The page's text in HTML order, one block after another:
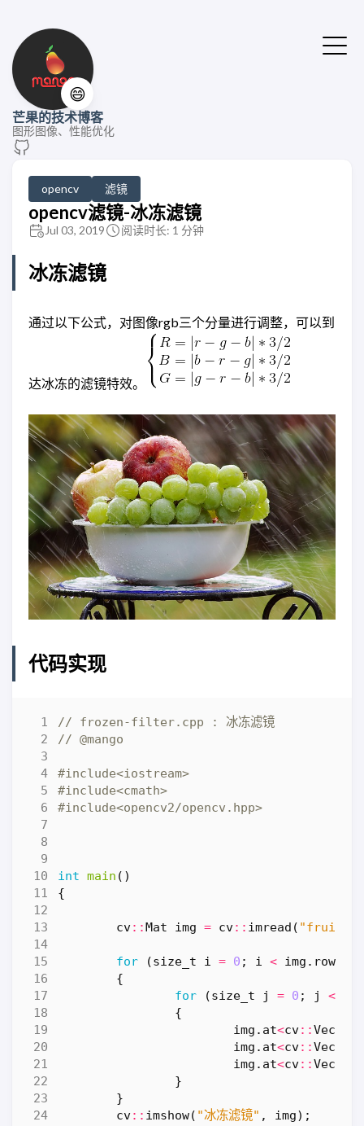
😄
芒果的技术博客
图形图像、性能优化
opencv 滤镜
opencv滤镜-冰冻滤镜
Jul 03, 2019 阅读时长: 1 分钟
冰冻滤镜
通过以下公式，对图像rgb三个分量进行调整，可以到
达冰冻的滤镜特效。
代码实现
#include<iostream>
#include<cmath>
#include<opencv2/opencv.hpp>
int main ()
{
cv::Mat img = cv:: imread (
for (size_t i = 0 ; i < img . rows
{
for
(size_t j = 0 ; j <
{
img . at<cv::Vec3b
img . at<cv::Vec3b
img . at<cv::Vec3b
}
}
cv:: imshow( "冰冻滤镜" , img);